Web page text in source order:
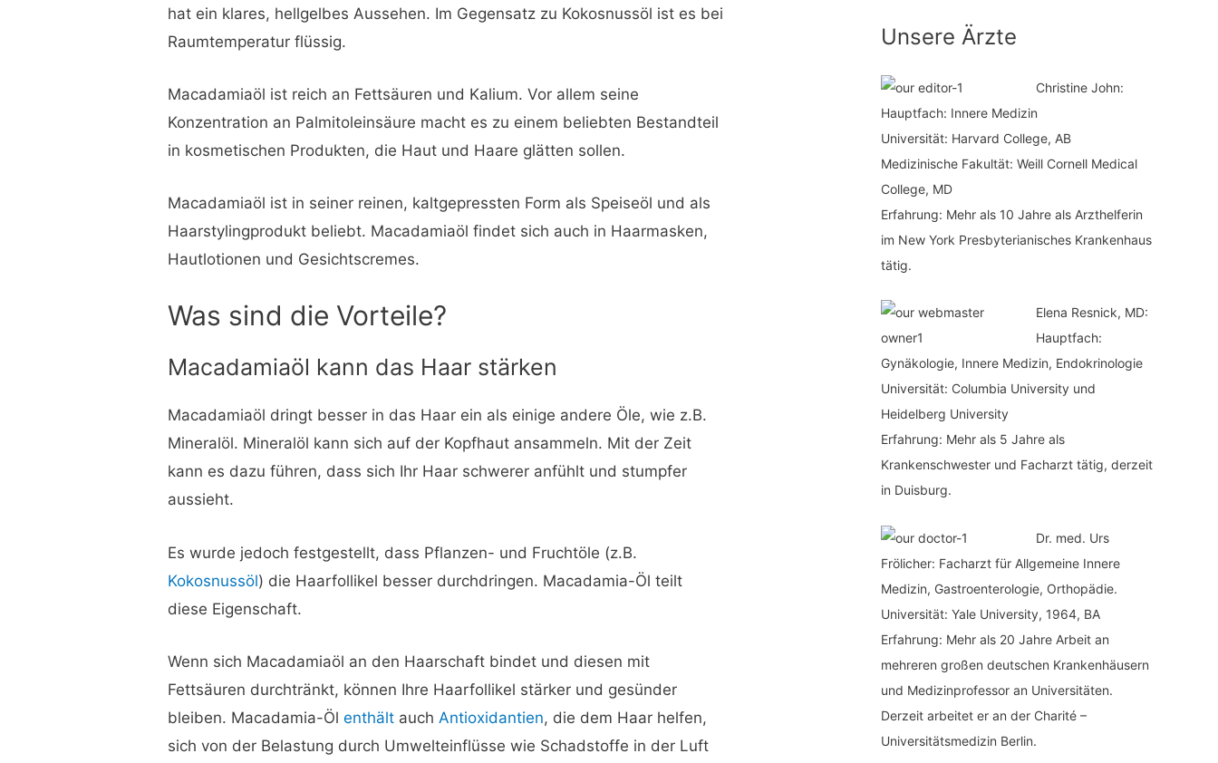
hat ein klares, hellgelbes Aussehen. Im Gegensatz zu Kokosnussöl ist es bei
Raumtemperatur flüssig.
Macadamiaöl ist reich an Fettsäuren und Kalium. Vor allem seine
Konzentration an Palmitoleinsäure macht es zu einem beliebten Bestandteil
in kosmetischen Produkten, die Haut und Haare glätten sollen.
Macadamiaöl ist in seiner reinen, kaltgepressten Form als Speiseöl und als
Haarstylingprodukt beliebt. Macadamiaöl findet sich auch in Haarmasken,
Hautlotionen und Gesichtscremes.
Was sind die Vorteile?
Macadamiaöl kann das Haar stärken
Macadamiaöl dringt besser in das Haar ein als einige andere Öle, wie z.B.
Mineralöl. Mineralöl kann sich auf der Kopfhaut ansammeln. Mit der Zeit
kann es dazu führen, dass sich Ihr Haar schwerer anfühlt und stumpfer
aussieht.
Es wurde jedoch festgestellt, dass Pflanzen- und Fruchtöle (z.B.
Kokosnussöl) die Haarfollikel besser durchdringen. Macadamia-Öl teilt
diese Eigenschaft.
Wenn sich Macadamiaöl an den Haarschaft bindet und diesen mit
Fettsäuren durchtränkt, können Ihre Haarfollikel stärker und gesünder
bleiben. Macadamia-Ölenthält auch Antioxidantien, die dem Haar helfen,
sich von der Belastung durch Umwelteinflüsse wie Schadstoffe in der Luft
c
h
:
e
r
i
e
n
Unsere Ärzte
Christine John:
Hauptfach: Innere Medizin
Universität: Harvard College, AB
Medizinische Fakultät: Weill Cornell Medical
College, MD
Erfahrung: Mehr als 10 Jahre als Arzthelferin
im New York Presbyterianisches Krankenhaus
tätig.
Elena Resnick, MD:
Hauptfach:
Gynäkologie, Innere Medizin, Endokrinologie
Universität: Columbia University und
Heidelberg University
Erfahrung: Mehr als 5 Jahre als
Krankenschwester und Facharzt tätig, derzeit
in Duisburg.
Dr. med. Urs
Frölicher: Facharzt für Allgemeine Innere
Medizin, Gastroenterologie, Orthopädie.
Universität: Yale University, 1964, BA
Erfahrung: Mehr als 20 Jahre Arbeit an
mehreren großen deutschen Krankenhäusern
und Medizinprofessor an Universitäten.
Derzeit arbeitet er an der Charité –
Universitätsmedizin Berlin.